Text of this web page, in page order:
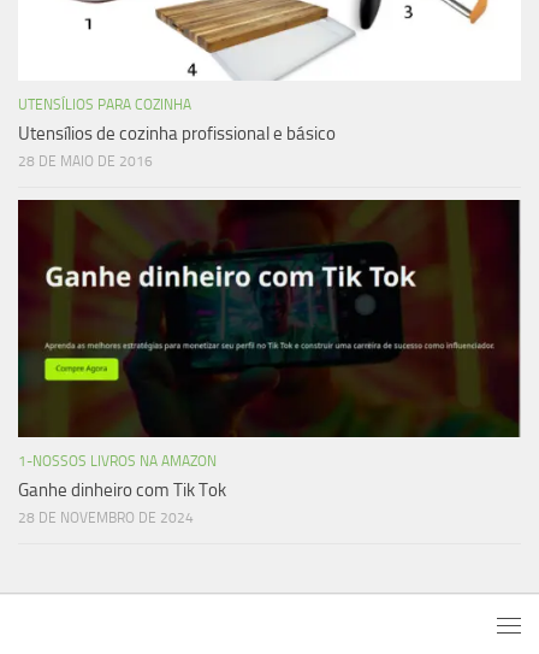
UTENSÍLIOS PARA COZINHA
Utensílios de cozinha profissional e básico
28 DE MAIO DE 2016
1-NOSSOS LIVROS NA AMAZON
Ganhe dinheiro com Tik Tok
28 DE NOVEMBRO DE 2024